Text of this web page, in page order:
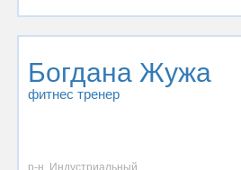
Богдана Жужа
фитнес тренер
р-н. Индустриальный